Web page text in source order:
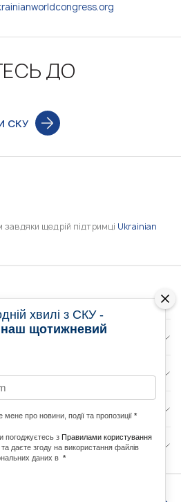
ДО
СКУ
щедрій підтримці Ukrainian
хвилі з СКУ -
наш щотижневий
про новини, події та пропозиції *
погоджуєтесь з Правилами користування
та даєте згоду на використання файлів
даних в *